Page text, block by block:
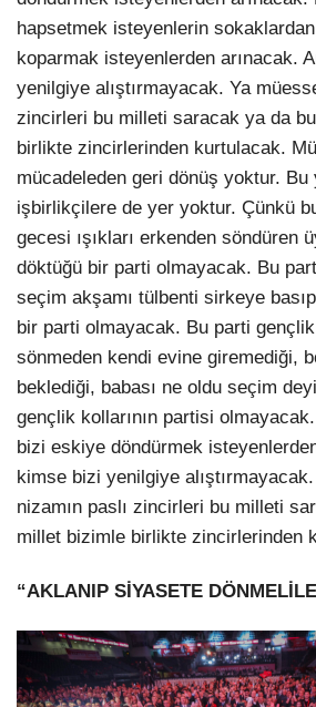
hapsetmek isteyenlerin
koparmak isteyenlerden arınacak.
yenilgiye alıştırmayacak. Ya
zincirleri bu milleti saracak ya da
birlikte zincirlerinden kurtulacak.
mücadeleden geri dönüş yoktur.
işbirlikçilere de yer yoktur. Çünkü
gecesi ışıkları erkenden söndüren
döktüğü bir parti olmayacak. Bu
seçim akşamı tülbenti sirkeye basıp
bir parti olmayacak. Bu parti gençlik
sönmeden kendi evine giremediği,
beklediği, babası ne oldu seçim
gençlik kollarının partisi
bizi eskiye döndürmek
kimse bizi yenilgiye
nizamın paslı zincirleri bu milleti
millet bizimle birlikte zincirlerinden
“AKLANIP SİYASETE